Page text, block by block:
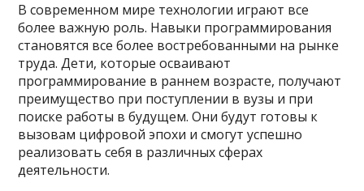
В современном мире технологии играют все
более важную роль. Навыки программирования
становятся все более востребованными на рынке
труда. Дети, которые осваивают
программирование в раннем возрасте, получают
преимущество при поступлении в вузы и при
поиске работы в будущем. Они будут готовы к
вызовам цифровой эпохи и смогут успешно
реализовать себя в различных сферах
деятельности.